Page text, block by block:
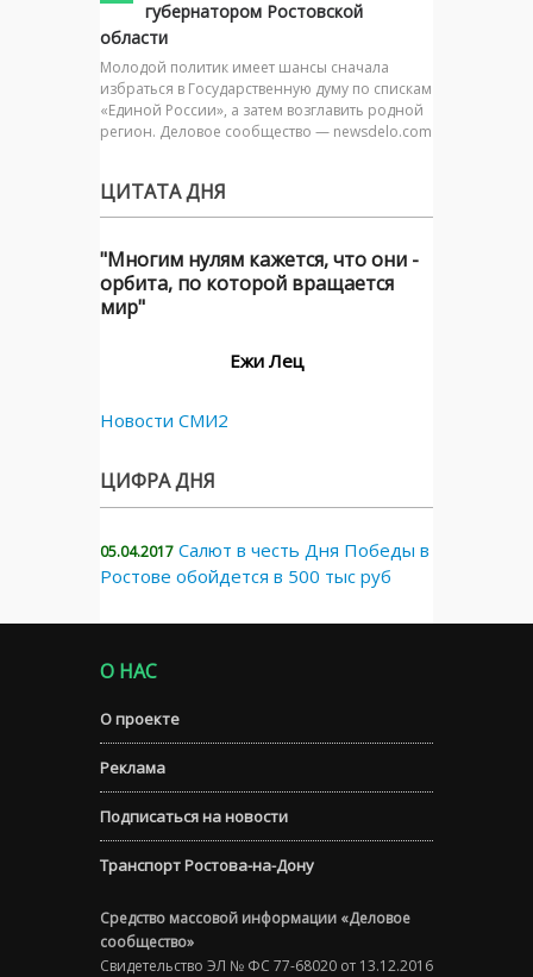
губернатором Ростовской
области
Молодой политик имеет шансы сначала
избраться в Государственную думу по спискам
«Единой России», а затем возглавить родной
регион. Деловое сообщество — newsdelo.com
ЦИТАТА ДНЯ
"Многим нулям кажется, что они -
орбита, по которой вращается
мир"
Ежи Лец
Новости СМИ2
ЦИФРА ДНЯ
05.04.2017 Салют в честь Дня Победы в
Ростове обойдется в 500 тыс руб
О НАС
О проекте
Реклама
Подписаться на новости
Транспорт Ростова-на-Дону
Средство массовой информации «Деловое
сообщество»
Свидетельство ЭЛ № ФС 77-68020 от 13.12.2016